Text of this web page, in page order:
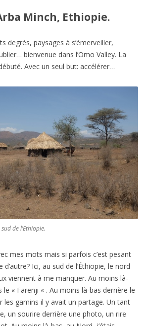
Minch, Ethiopie.
degrés, paysages à s’émerveiller,
bienvenue dans l’Omo Valley. La
Avec un seul but: accélérer…
de l’Ethiopie.
mes mots mais si parfois c’est pesant
Ici, au sud de l’Éthiopie, le nord
viennent à me manquer. Au moins là-
le « Farenji « . Au moins là-bas derrière le
les gamins il y avait un partage. Un tant
un sourire derrière une photo, un rire